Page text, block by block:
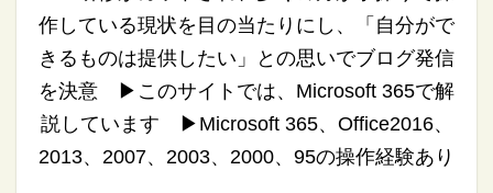
作している現状を目の当たりにし、「自分がで
きるものは提供したい」との思いでブログ発信
を決意 ▶︎このサイトでは、Microsoft 365で解
説しています ▶︎Microsoft 365、Office2016、
2013、2007、2003、2000、95の操作経験あり